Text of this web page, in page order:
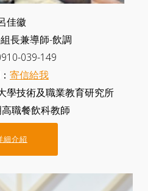
佳徽
長兼導師-飲調
039-149
寄信給我
學技術及職業教育研究所
職餐飲科教師
細介紹